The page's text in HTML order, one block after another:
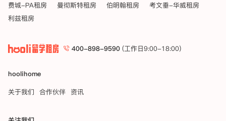
费城-PA租房
曼彻斯特租房 伯明翰租房
考文垂-华威租房
利兹租房
400-898-9590 (工作日9:00-18:00)
hoolihome
关于我们
合作伙伴 资讯